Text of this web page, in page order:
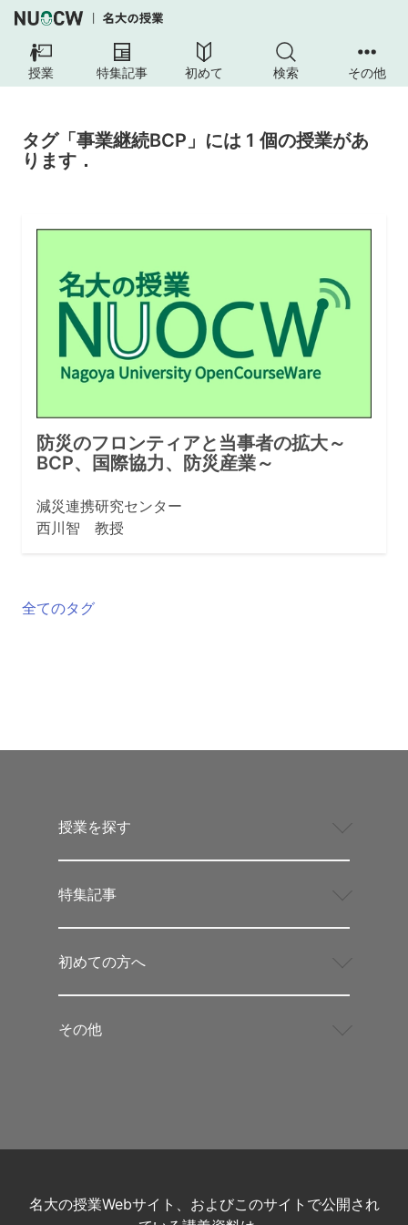
授業 特集記事 初めて 検索 その他
タグ「事業継続BCP」には 1 個の授業があ
ります．
防災のフロンティアと当事者の拡大～
BCP、国際協力、防災産業～
減災連携研究センター
西川智 教授
全てのタグ
授業を探す
特集記事
初めての方へ
その他
名大の授業Webサイト、およびこのサイトで公開され